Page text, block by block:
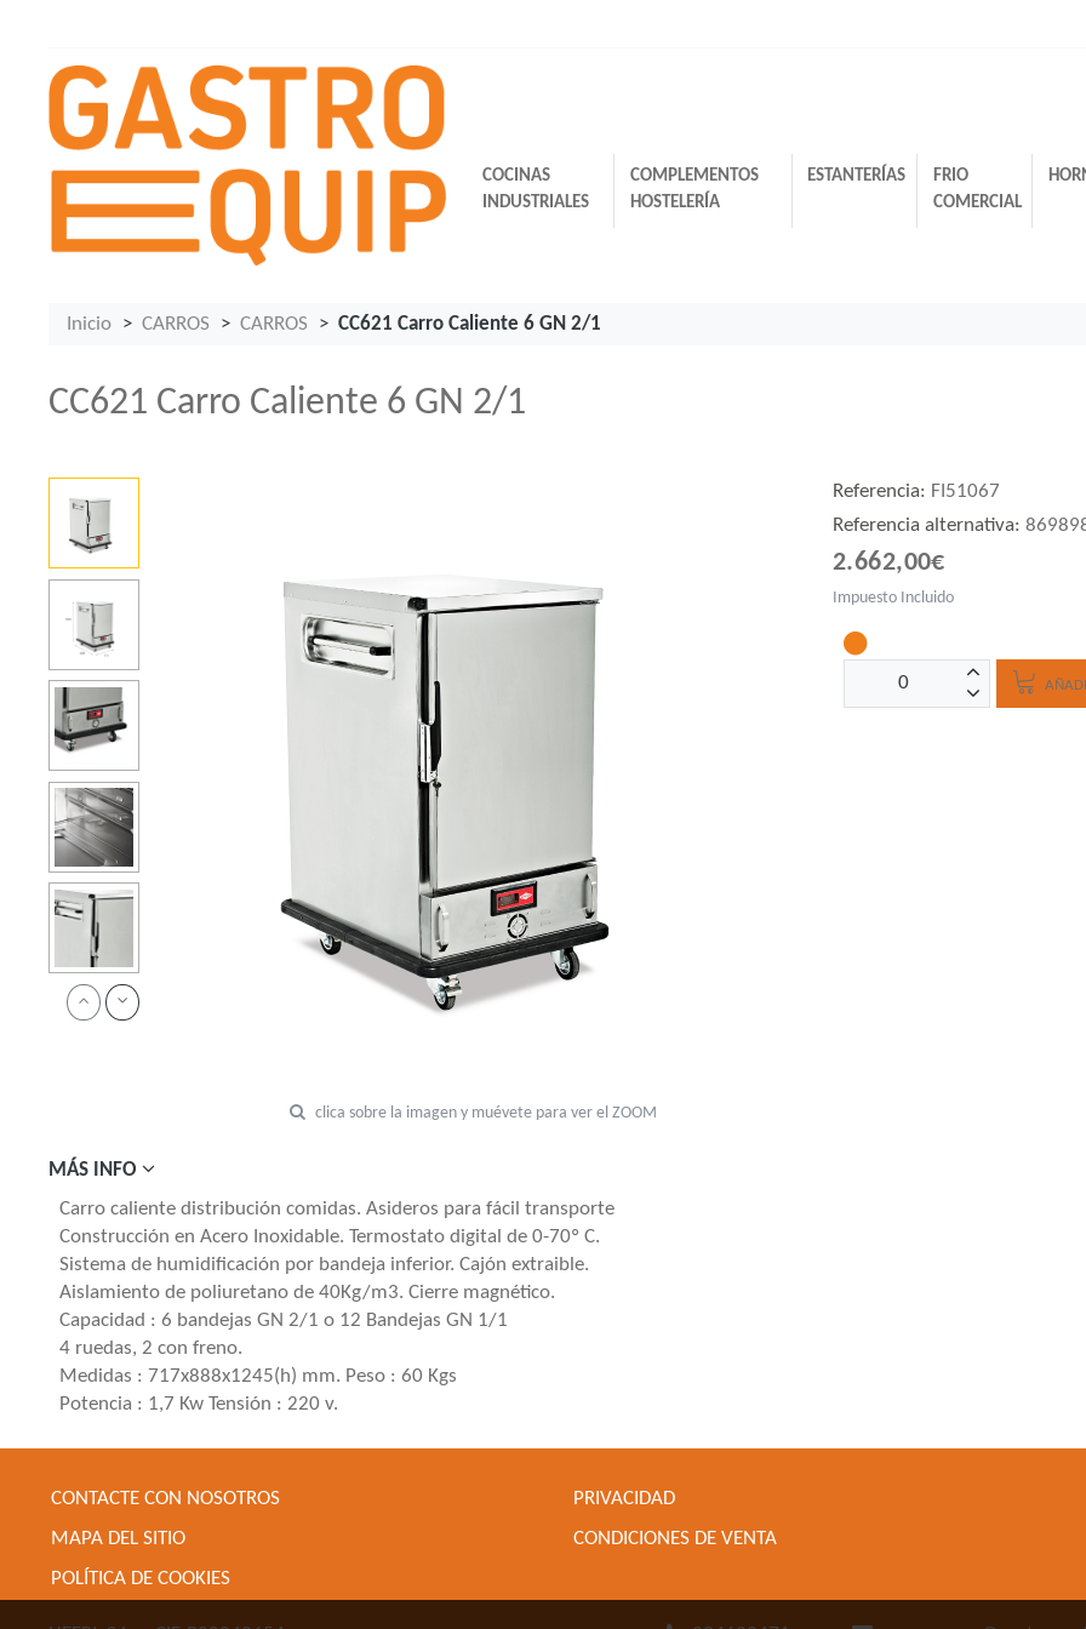
COCINAS
INDUSTRIALES
COMPLEMENTOS
HOSTELERÍA
ESTANTERÍAS
FRIO
COMERCIAL
Inicio CARROS CARROS CC621 Carro Caliente 6 GN 2/1
CC621 Carro Caliente 6 GN 2/1
clica sobre la imagen y muévete para ver el ZOOM
Referencia: FI51067
Referencia alternativa:
2.662,00€
Impuesto Incluido
MÁS INFO
Carro caliente distribución comidas. Asideros para fácil transporte
Construcción en Acero Inoxidable. Termostato digital de 0-70º C.
Sistema de humidificación por bandeja inferior. Cajón extraible.
Aislamiento de poliuretano de 40Kg/m3. Cierre magnético.
Capacidad : 6 bandejas GN 2/1 o 12 Bandejas GN 1/1
4 ruedas, 2 con freno.
Medidas : 717x888x1245(h) mm. Peso : 60 Kgs
Potencia : 1,7 Kw Tensión : 220 v.
CONTACTE CON NOSOTROS
MAPA DEL SITIO
POLÍTICA DE COOKIES
PRIVACIDAD
CONDICIONES DE VENTA